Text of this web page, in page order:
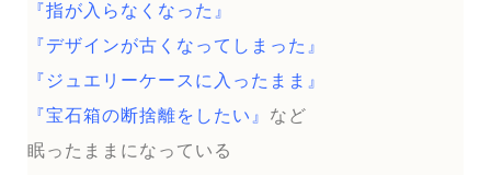
『指が入らなくなった』
『デザインが古くなってしまった』
『ジュエリーケースに入ったまま』
『宝石箱の断捨離をしたい』 など
眠ったままになっている